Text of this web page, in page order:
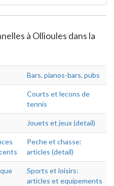
à Ollioules dans la
Bars, pianos-bars, pubs
Courts et lecons de
tennis
Jouets et jeux (detail)
Peche et chasse:
articles (detail)
Sports et loisirs:
articles et equipements